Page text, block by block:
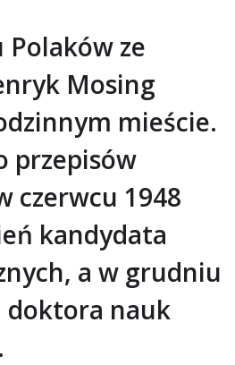
Polaków ze
Mosing
mieście.
przepisów
czerwcu 1948
kandydata
a w grudniu
doktora nauk